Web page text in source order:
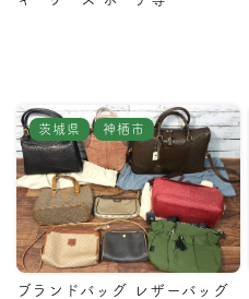
茨城県 神栖市
ブランドバッグ レザーバッグ